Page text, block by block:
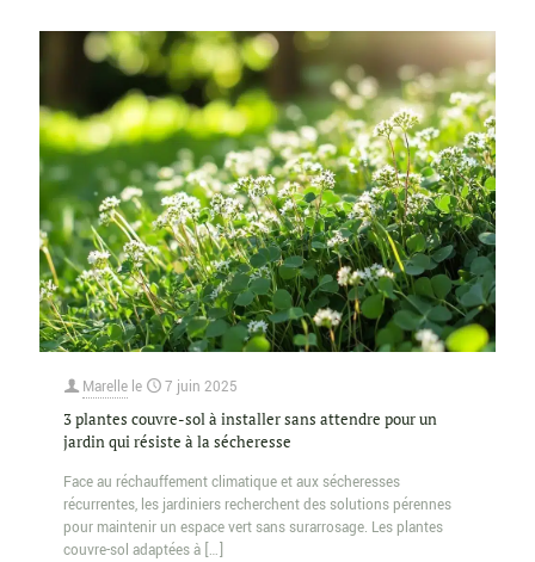
Marelle le 7 juin 2025
3 plantes couvre-sol à installer sans attendre pour un
jardin qui résiste à la sécheresse
Face au réchauffement climatique et aux sécheresses
récurrentes, les jardiniers recherchent des solutions pérennes
pour maintenir un espace vert sans surarrosage. Les plantes
couvre-sol adaptées à […]